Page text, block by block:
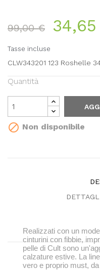
99,00 €
Tasse incluse
CLW343201 123 Roshelle
Quantità
 Non disponibile
Realizzati con un
cinturini con fibbie,
pelle di Cult sono
calzature estive. La
vero e proprio must,